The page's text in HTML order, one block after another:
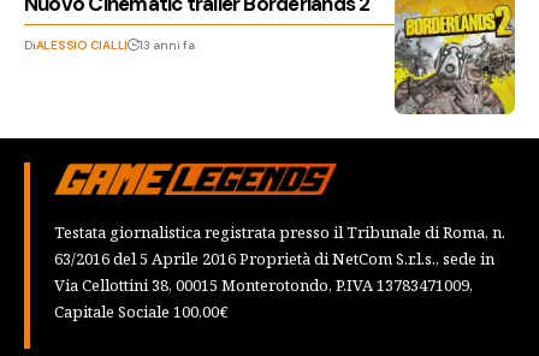
DiALESSIO CIALLI 13 anni fa
Testata giornalistica registrata presso il Tribunale di Roma, n.
63/2016 del 5 Aprile 2016 Proprietà di NetCom S.r.l.s., sede in
Via Cellottini 38, 00015 Monterotondo, P.IVA 13783471009,
Capitale Sociale 100,00€